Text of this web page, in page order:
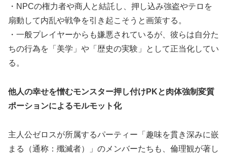
・NPCの権力者や商人と結託し、押し込み強盗やテロを
扇動して内乱や戦争を引き起こそうと画策する。
・一般プレイヤーからも嫌悪されているが、彼らは自分た
ちの行為を「美学」や「歴史の実験」として正当化してい
る。
他人の幸せを憎むモンスター押し付けPKと肉体強制変質
ポーションによるモルモット化
主人公ゼロスが所属するパーティー「趣味を貫き深みに嵌
まる（通称：殲滅者）」のメンバーたちも、倫理観が著し